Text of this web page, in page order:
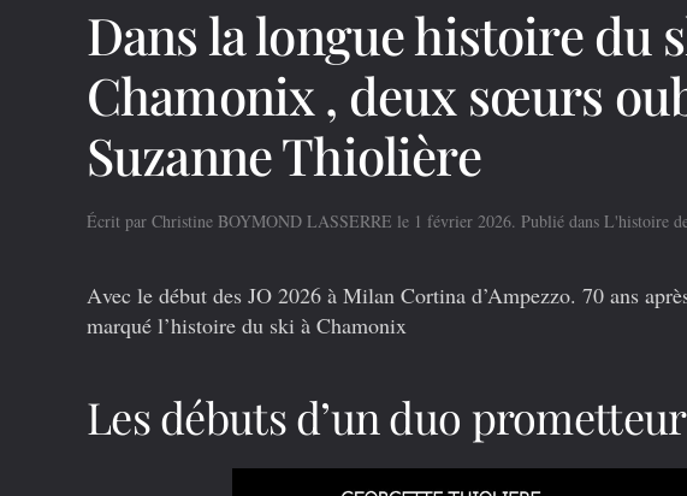
Dans la longue histoire du
Chamonix , deux sœurs
Suzanne Thiolière
Écrit par Christine BOYMOND LASSERRE le 1 février 2026. Publié dans L'histoire
Avec le début des JO 2026 à Milan Cortina d’Ampezzo. 70 ans
marqué l’histoire du ski à Chamonix
Les débuts d’un duo prometteur